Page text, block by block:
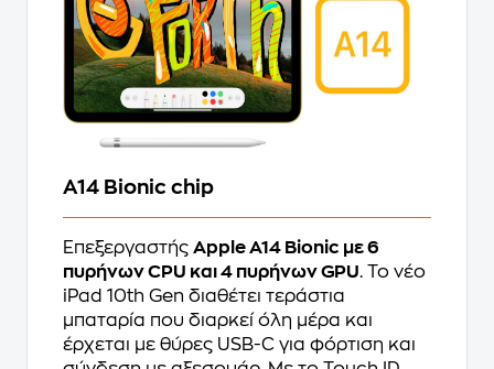
A14 Bionic chip
Επεξεργαστής Apple A14 Bionic με 6
πυρήνων CPU και 4 πυρήνων GPU. Το νέο
iPad 10th Gen διαθέτει τεράστια
μπαταρία που διαρκεί όλη μέρα και
έρχεται με θύρες USB-C για φόρτιση και